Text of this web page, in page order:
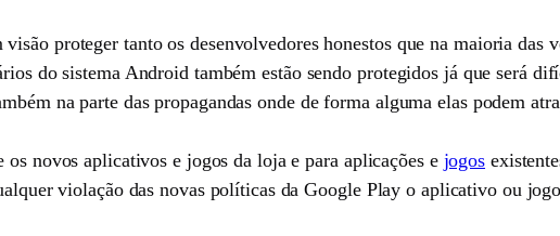
proteger tanto os desenvolvedores honestos que na maioria das
do sistema Android também estão sendo protegidos já que será
na parte das propagandas onde de forma alguma elas podem
novos aplicativos e jogos da loja e para aplicações e jogos
violação das novas políticas da Google Play o aplicativo ou